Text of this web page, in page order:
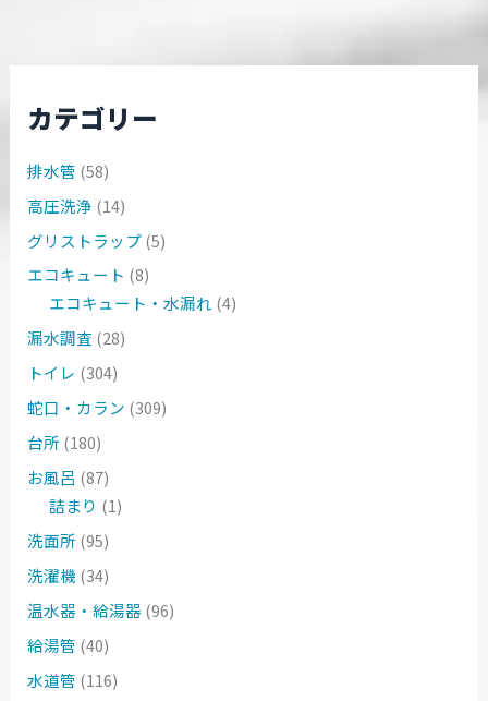
カテゴリー
排水管 (58)
高圧洗浄 (14)
グリストラップ(5)
エコキュート (8)
エコキュート・水漏れ (4)
漏水調査 (28)
トイレ (304)
蛇口・カラン (309)
台所 (180)
お風呂 (87)
詰まり (1)
洗面所 (95)
洗濯機 (34)
温水器・給湯器(96)
給湯管 (40)
水道管 (116)